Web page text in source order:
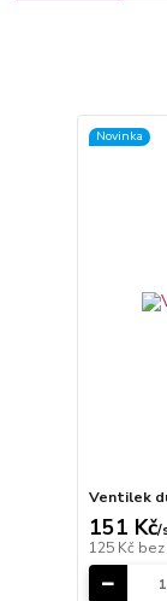
Novinka
Ventilek
151 Kč/
125 Kč bez